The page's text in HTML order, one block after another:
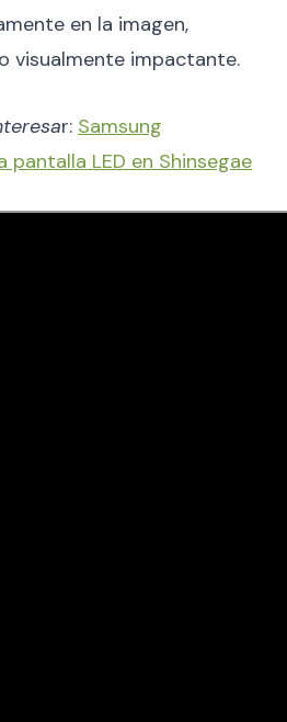
en la imagen,
visualmente impactante.
r: Samsung
LED en Shinsegae